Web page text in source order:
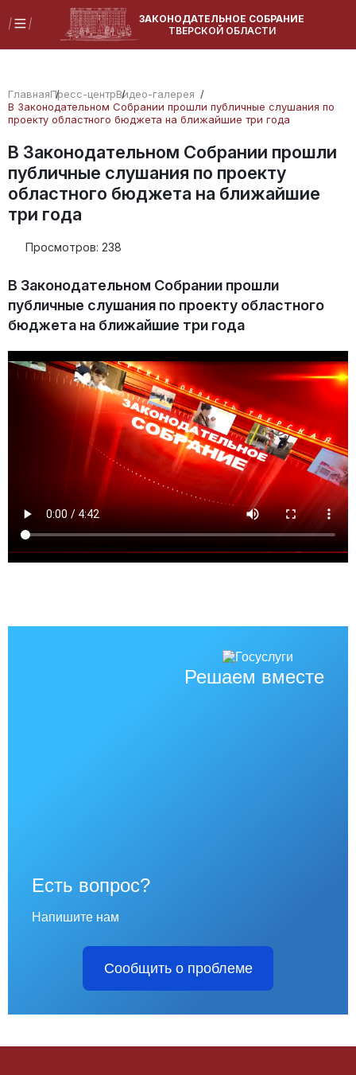
ЗАКОНОДАТЕЛЬНОЕ СОБРАНИЕ
ТВЕРСКОЙ ОБЛАСТИ
ГлавнаяПресс-центрВидео-галерея
В Законодательном Собрании прошли публичные слушания по
проекту областного бюджета на ближайшие три года
В Законодательном Собрании прошли
публичные слушания по проекту
областного бюджета на ближайшие
три года
Просмотров: 238
В Законодательном Собрании прошли
публичные слушания по проекту областного
бюджета на ближайшие три года
Решаем вместе
Есть вопрос?
Напишите нам
Сообщить о проблеме